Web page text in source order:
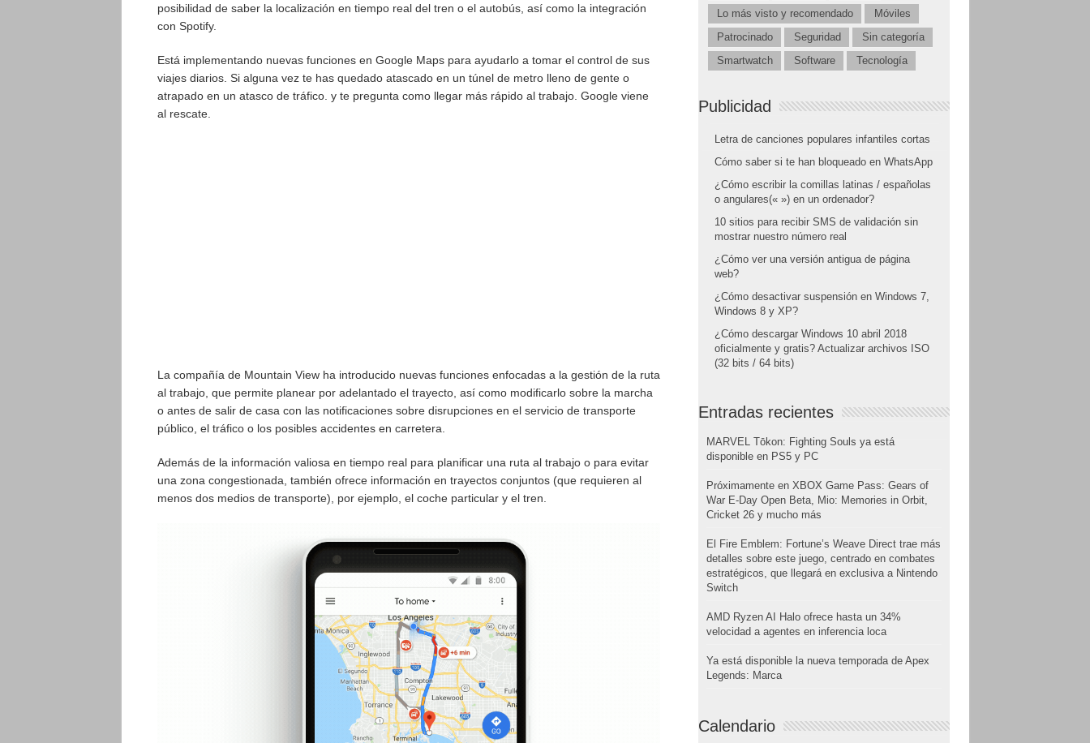
posibilidad de saber la localización en tiempo real del tren o el autobús, así como la integración
con Spotify.
Está implementando nuevas funciones en Google Maps para ayudarlo a tomar el control de sus
viajes diarios. Si alguna vez te has quedado atascado en un túnel de metro lleno de gente o
atrapado en un atasco de tráfico. y te pregunta como llegar más rápido al trabajo. Google viene
al rescate.
La compañía de Mountain View ha introducido nuevas funciones enfocadas a la gestión de la ruta
al trabajo, que permite planear por adelantado el trayecto, así como modificarlo sobre la marcha
o antes de salir de casa con las notificaciones sobre disrupciones en el servicio de transporte
público, el tráfico o los posibles accidentes en carretera.
Además de la información valiosa en tiempo real para planificar una ruta al trabajo o para evitar
una zona congestionada, también ofrece información en trayectos conjuntos (que requieren al
menos dos medios de transporte), por ejemplo, el coche particular y el tren.
Lo más visto y recomendado
Móviles
Patrocinado
Seguridad
Sin categoría
Smartwatch
Software Tecnología
Publicidad
Letra de canciones populares infantiles cortas
Cómo saber si te han bloqueado en WhatsApp
¿Cómo escribir la comillas latinas / españolas
o angulares(« ») en un ordenador?
10 sitios para recibir SMS de validación sin
mostrar nuestro número real
¿Cómo ver una versión antigua de página
web?
¿Cómo desactivar suspensión en Windows 7,
Windows 8 y XP?
¿Cómo descargar Windows 10 abril 2018
oficialmente y gratis? Actualizar archivos ISO
(32 bits / 64 bits)
Entradas recientes
MARVEL Tōkon: Fighting Souls ya está
disponible en PS5 y PC
Próximamente en XBOX Game Pass: Gears of
War E-Day Open Beta, Mio: Memories in Orbit,
Cricket 26 y mucho más
El Fire Emblem: Fortune’s Weave Direct trae más
detalles sobre este juego, centrado en combates
estratégicos, que llegará en exclusiva a Nintendo
Switch
AMD Ryzen AI Halo ofrece hasta un 34%
velocidad a agentes en inferencia loca
Ya está disponible la nueva temporada de Apex
Legends: Marca
Calendario